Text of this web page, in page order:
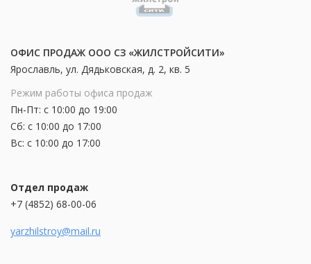
ОФИС ПРОДАЖ ООО СЗ «ЖИЛСТРОЙСИТИ»
Ярославль, ул. Дядьковская, д. 2, кв. 5
Режим работы офиса продаж
Пн-Пт: с 10:00 до 19:00
Сб: с 10:00 до 17:00
Вс: с 10:00 до 17:00
Отдел продаж
+7 (4852) 68-00-06
yarzhilstroy@mail.ru